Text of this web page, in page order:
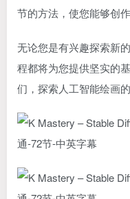
节的方法，使您能够创
无论您是有兴趣探索新
程都将为您提供坚实的
们，探索人工智能绘画